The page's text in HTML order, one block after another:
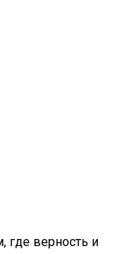
где верность и